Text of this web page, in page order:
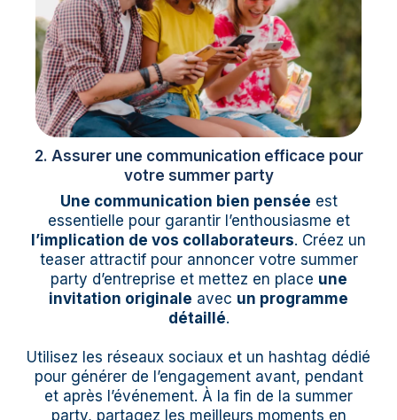
2. Assurer une communication efficace pour
votre summer party
Une communication bien pensée est
essentielle pour garantir l’enthousiasme et
l’implication de vos collaborateurs. Créez un
teaser attractif pour annoncer votre summer
party d’entreprise et mettez en place une
invitation originale avec un programme
détaillé.
Utilisez les réseaux sociaux et un hashtag dédié
pour générer de l’engagement avant, pendant
et après l’événement. À la fin de la summer
party, partagez les meilleurs moments en